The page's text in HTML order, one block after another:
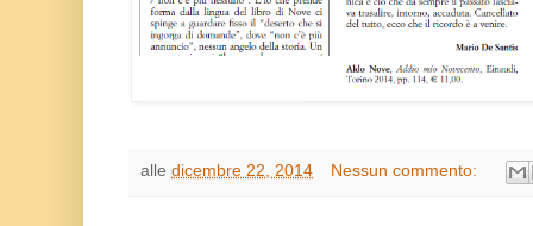
alle dicembre 22, 2014 Nessun commento: